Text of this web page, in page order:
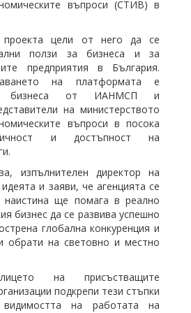
въпроси (СТИВ) в
цели от него да се
ползи за бизнеса и за
предприятия в България.
на платформата е
бизнеса от ИАНМСП и
на министерството
въпроси в посока
и достъпност на
изпълнителен директор на
и заяви, че агенцията се
ще помага в реално
бизнес да се развива успешно
глобална конкуренция и
обрати на световно и местно
на присъстващите
подкрепи тези стъпки
на работата на